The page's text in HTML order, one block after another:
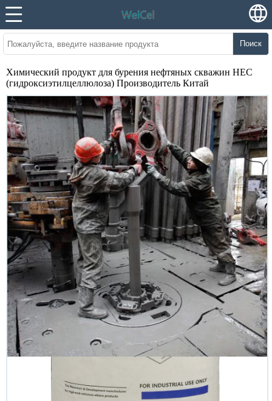
Поиск
Химический продукт для бурения нефтяных скважин HEC
(гидроксиэтилцеллюлоза) Производитель Китай